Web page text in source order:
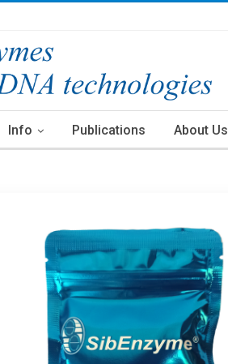
Info Publications About Us